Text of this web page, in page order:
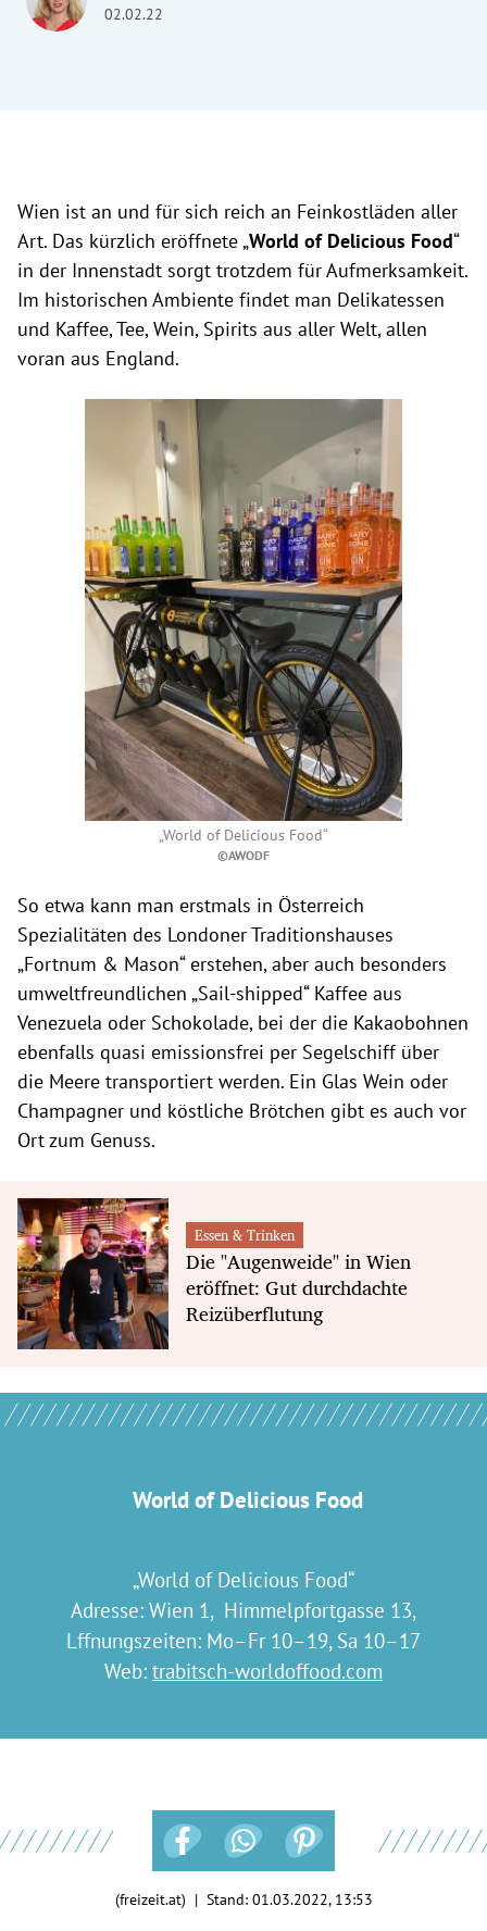
02.02.22
Wien ist an und für sich reich an Feinkostläden aller
Art. Das kürzlich eröffnete „World of Delicious Food“
in der Innenstadt sorgt trotzdem für Aufmerksamkeit.
Im historischen Ambiente findet man Delikatessen
und Kaffee, Tee, Wein, Spirits aus aller Welt, allen
voran aus England.
„World of Delicious Food“
©AWODF
So etwa kann man erstmals in Österreich
Spezialitäten des Londoner Traditionshauses
„Fortnum & Mason“ erstehen, aber auch besonders
umweltfreundlichen „Sail-shipped“ Kaffee aus
Venezuela oder Schokolade, bei der die Kakaobohnen
ebenfalls quasi emissionsfrei per Segelschiff über
die Meere transportiert werden. Ein Glas Wein oder
Champagner und köstliche Brötchen gibt es auch vor
Ort zum Genuss.
Essen & Trinken
Die "Augenweide" in Wien
eröffnet: Gut durchdachte
Reizüberflutung
World of Delicious Food
„World of Delicious Food“
Adresse: Wien 1, Himmelpfortgasse 13,
Lffnungszeiten: Mo–Fr 10–19, Sa 10–17
Web: trabitsch-worldoffood.com
(freizeit.at) | Stand: 01.03.2022, 13:53